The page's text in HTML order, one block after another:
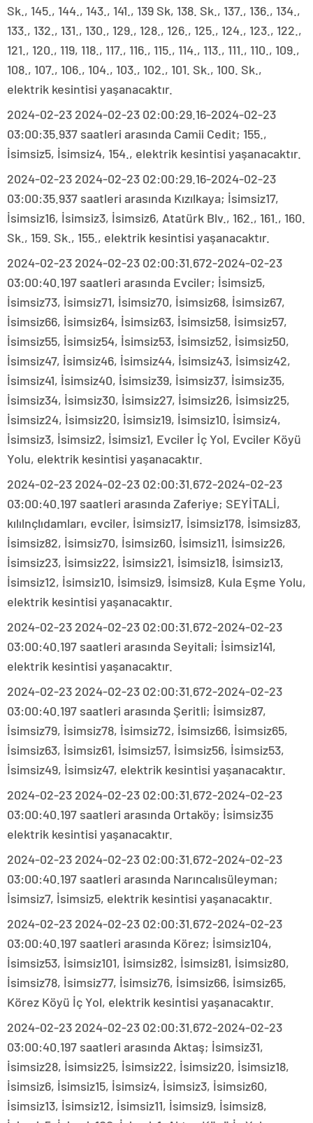
Sk., 145., 144., 143., 141., 139 Sk, 138. Sk., 137., 136., 134.,
133., 132., 131., 130., 129., 128., 126., 125., 124., 123., 122.,
121., 120., 119, 118., 117., 116., 115., 114., 113., 111., 110., 109.,
108., 107., 106., 104., 103., 102., 101. Sk., 100. Sk.,
elektrik kesintisi yaşanacaktır.
2024-02-23 2024-02-23 02:00:29.16-2024-02-23
03:00:35.937 saatleri arasında Camii Cedit; 155.,
İsimsiz5, İsimsiz4, 154., elektrik kesintisi yaşanacaktır.
2024-02-23 2024-02-23 02:00:29.16-2024-02-23
03:00:35.937 saatleri arasında Kızılkaya; İsimsiz17,
İsimsiz16, İsimsiz3, İsimsiz6, Atatürk Blv., 162., 161., 160.
Sk., 159. Sk., 155., elektrik kesintisi yaşanacaktır.
2024-02-23 2024-02-23 02:00:31.672-2024-02-23
03:00:40.197 saatleri arasında Evciler; İsimsiz5,
İsimsiz73, İsimsiz71, İsimsiz70, İsimsiz68, İsimsiz67,
İsimsiz66, İsimsiz64, İsimsiz63, İsimsiz58, İsimsiz57,
İsimsiz55, İsimsiz54, İsimsiz53, İsimsiz52, İsimsiz50,
İsimsiz47, İsimsiz46, İsimsiz44, İsimsiz43, İsimsiz42,
İsimsiz41, İsimsiz40, İsimsiz39, İsimsiz37, İsimsiz35,
İsimsiz34, İsimsiz30, İsimsiz27, İsimsiz26, İsimsiz25,
İsimsiz24, İsimsiz20, İsimsiz19, İsimsiz10, İsimsiz4,
İsimsiz3, İsimsiz2, İsimsiz1, Evciler İç Yol, Evciler Köyü
Yolu, elektrik kesintisi yaşanacaktır.
2024-02-23 2024-02-23 02:00:31.672-2024-02-23
03:00:40.197 saatleri arasında Zaferiye; SEYİTALİ,
kılılnçlıdamları, evciler, İsimsiz17, İsimsiz178, İsimsiz83,
İsimsiz82, İsimsiz70, İsimsiz60, İsimsiz11, İsimsiz26,
İsimsiz23, İsimsiz22, İsimsiz21, İsimsiz18, İsimsiz13,
İsimsiz12, İsimsiz10, İsimsiz9, İsimsiz8, Kula Eşme Yolu,
elektrik kesintisi yaşanacaktır.
2024-02-23 2024-02-23 02:00:31.672-2024-02-23
03:00:40.197 saatleri arasında Seyitali; İsimsiz141,
elektrik kesintisi yaşanacaktır.
2024-02-23 2024-02-23 02:00:31.672-2024-02-23
03:00:40.197 saatleri arasında Şeritli; İsimsiz87,
İsimsiz79, İsimsiz78, İsimsiz72, İsimsiz66, İsimsiz65,
İsimsiz63, İsimsiz61, İsimsiz57, İsimsiz56, İsimsiz53,
İsimsiz49, İsimsiz47, elektrik kesintisi yaşanacaktır.
2024-02-23 2024-02-23 02:00:31.672-2024-02-23
03:00:40.197 saatleri arasında Ortaköy; İsimsiz35
elektrik kesintisi yaşanacaktır.
2024-02-23 2024-02-23 02:00:31.672-2024-02-23
03:00:40.197 saatleri arasında Narıncalısüleyman;
İsimsiz7, İsimsiz5, elektrik kesintisi yaşanacaktır.
2024-02-23 2024-02-23 02:00:31.672-2024-02-23
03:00:40.197 saatleri arasında Körez; İsimsiz104,
İsimsiz53, İsimsiz101, İsimsiz82, İsimsiz81, İsimsiz80,
İsimsiz78, İsimsiz77, İsimsiz76, İsimsiz66, İsimsiz65,
Körez Köyü İç Yol, elektrik kesintisi yaşanacaktır.
2024-02-23 2024-02-23 02:00:31.672-2024-02-23
03:00:40.197 saatleri arasında Aktaş; İsimsiz31,
İsimsiz28, İsimsiz25, İsimsiz22, İsimsiz20, İsimsiz18,
İsimsiz6, İsimsiz15, İsimsiz4, İsimsiz3, İsimsiz60,
İsimsiz13, İsimsiz12, İsimsiz11, İsimsiz9, İsimsiz8,